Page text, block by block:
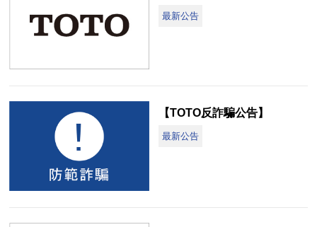
最新公告
【TOTO反詐騙公告】
最新公告